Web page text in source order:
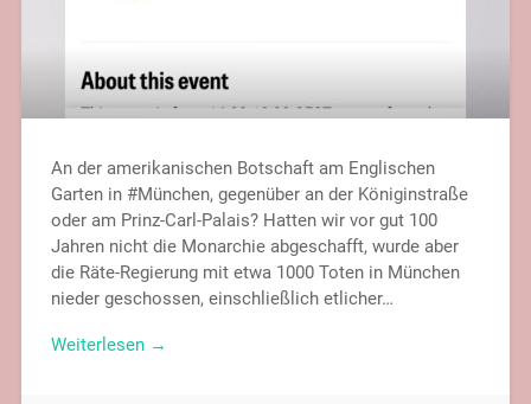
An der amerikanischen Botschaft am Englischen
Garten in #München, gegenüber an der Königinstraße
oder am Prinz-Carl-Palais? Hatten wir vor gut 100
Jahren nicht die Monarchie abgeschafft, wurde aber
die Räte-Regierung mit etwa 1000 Toten in München
nieder geschossen, einschließlich etlicher…
Weiterlesen →